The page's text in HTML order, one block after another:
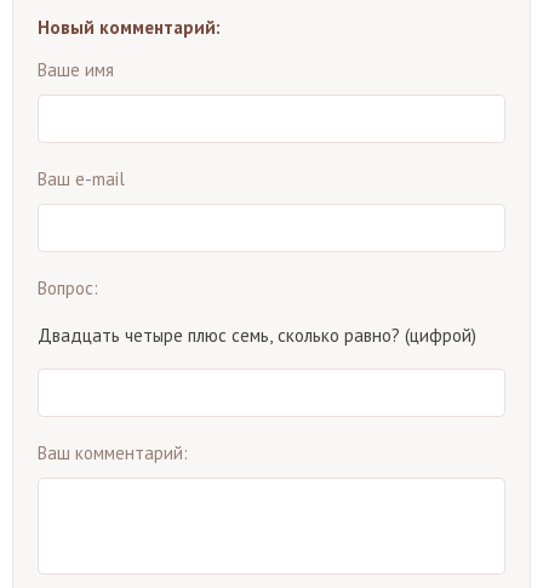
Новый комментарий:
Ваше имя
Ваш e-mail
Вопрос:
Двадцать четыре плюс семь, сколько равно? (цифрой)
Ваш комментарий: